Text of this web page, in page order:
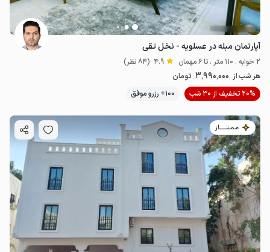
آپارتمان مبله در عسلویه - نخل تقی
2 خوابه . 110 متر . تا 6 مهمان 4.9 (84 نظر)
هر شب از 3٬990٬000 تومان
20% تخفیف از 30 شب
100+ رزرو موفق
مـمـتــــــاز